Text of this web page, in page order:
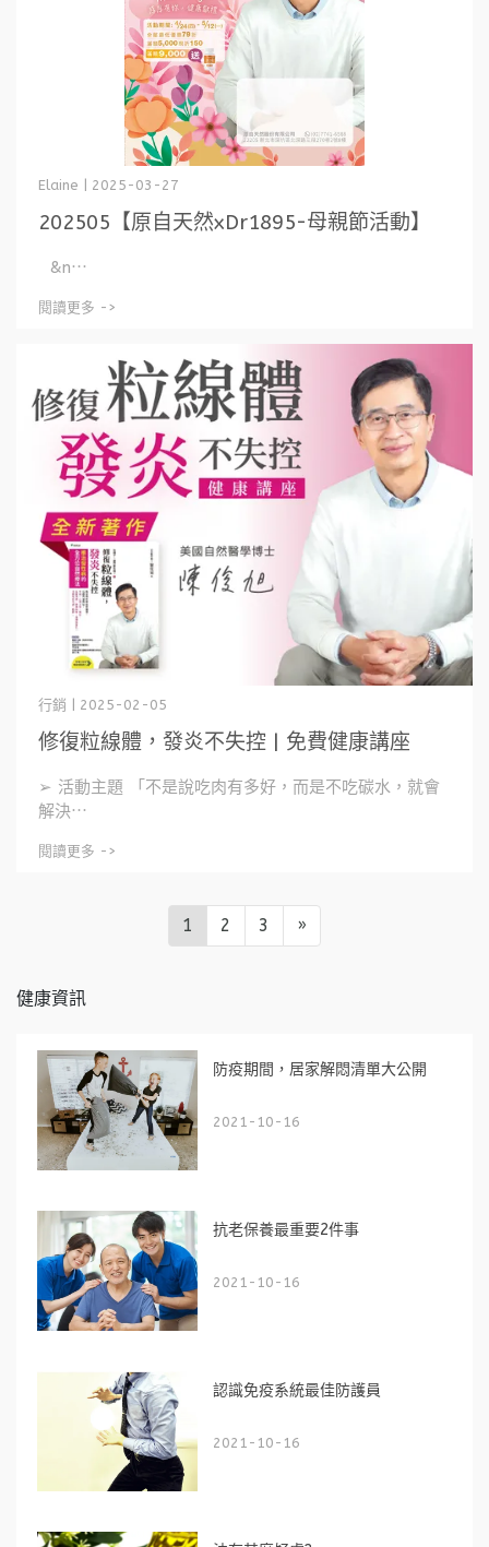
202505【原自天然xDr1895-母親節活動】
Elaine | 2025-03-27
&n⋯
閱讀更多 ->
修復粒線體，發炎不失控 | 免費健康講座
行銷 | 2025-02-05
➢ 活動主題 「不是說吃肉有多好，而是不吃碳水，就會
解決⋯
閱讀更多 ->
1 2 3 »
健康資訊
防疫期間，居家解悶清單大公開
2021-10-16
抗老保養最重要2件事
2021-10-16
認識免疫系統最佳防護員
2021-10-16